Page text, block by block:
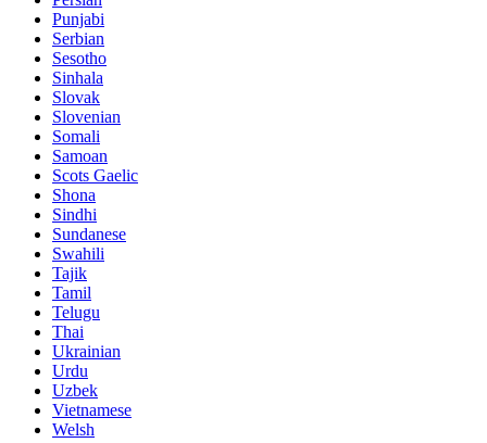
Punjabi
Serbian
Sesotho
Sinhala
Slovak
Slovenian
Somali
Samoan
Scots Gaelic
Shona
Sindhi
Sundanese
Swahili
Tajik
Tamil
Telugu
Thai
Ukrainian
Urdu
Uzbek
Vietnamese
Welsh